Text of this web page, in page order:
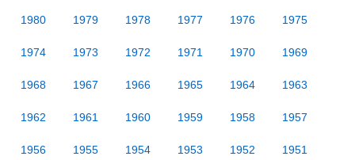
1980 1979 1978 1977 1976 1975
1974 1973 1972 1971 1970 1969
1968 1967 1966 1965 1964 1963
1962 1961 1960 1959 1958 1957
1956 1955 1954 1953 1952 1951